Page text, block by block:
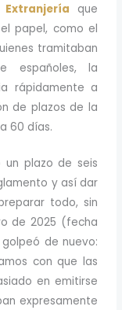
que
papel, como el
tramitaban
españoles, la
rápidamente a
de plazos de la
60 días.
plazo de seis
y así dar
todo, sin
de 2025 (fecha
de nuevo:
con que las
en emitirse
expresamente